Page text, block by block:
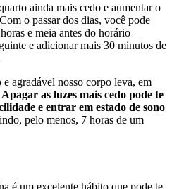
ainda mais cedo e aumentar o
o passar dos dias, você pode
e meia antes do horário
e adicionar mais 30 minutos de
agradável nosso corpo leva, em
Apagar as luzes mais cedo pode te
e entrar em estado de sono
pelo menos, 7 horas de um